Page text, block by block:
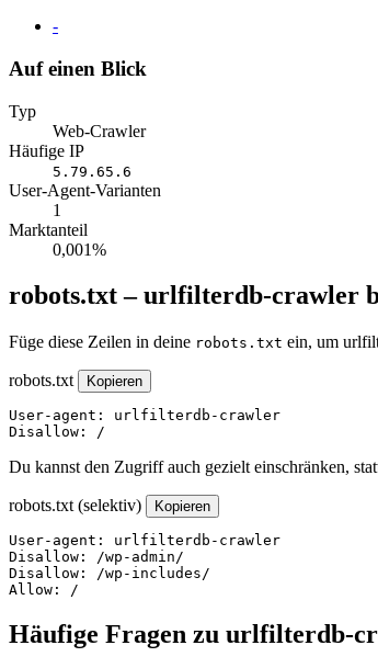
Website
-
Auf einen Blick
Typ
Web-Crawler
Häufige IP
5.79.65.6
User-Agent-Varianten
1
Marktanteil
0,001%
robots.txt – urlfilterdb-crawler
Füge diese Zeilen in deine robots.txt ein, um
robots.txt Kopieren
User-agent: urlfilterdb-crawler
Disallow: /
Du kannst den Zugriff auch gezielt einschränken,
robots.txt (selektiv) Kopieren
User-agent: urlfilterdb-crawler
Disallow: /wp-admin/
Disallow: /wp-includes/
Allow: /
Häufige Fragen zu urlfilterdb-